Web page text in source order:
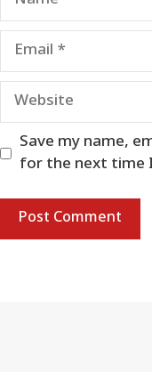
Email
Website
Save my name,
for the next time